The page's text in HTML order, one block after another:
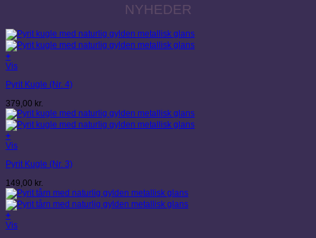
NYHEDER
+
Vis
Pyrit Kugle (Nr. 4)
379,00 kr.
+
Vis
Pyrit Kugle (Nr. 3)
149,00 kr.
+
Vis